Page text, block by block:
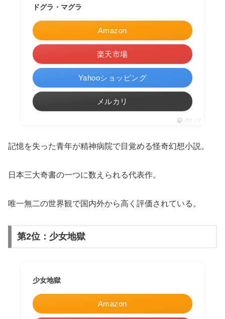
ドグラ・マグラ
Amazon
楽天市場
Yahooショッピング
メルカリ
ポチップ
記憶を失った青年が精神病院で目覚める怪奇幻想小説。
日本三大奇書の一つに数えられる代表作。
唯一無二の世界観で国内外から高く評価されている。
第2位：少女地獄
少女地獄
Amazon